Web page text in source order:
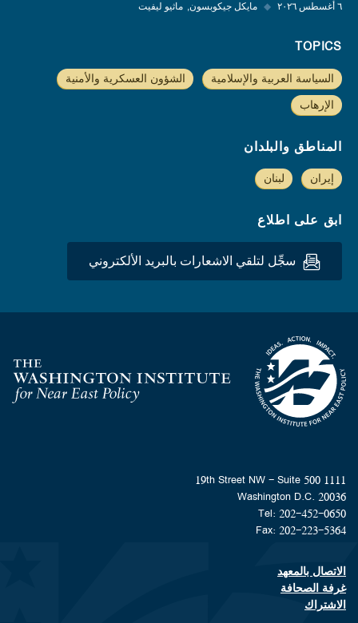
٦ أغسطس ٢٠٢٦ ◆ مايكل جيكوبسون ماثيو ليفيت
TOPICS
السياسة العربية والإسلامية الشؤون العسكرية والأمنية
الإرهاب
المناطق والبلدان
إيران لبنان
ابق على اطلاع
سجِّل لتلقي الاشعارات بالبريد الألكتروني
Homepage
1111 19th Street NW - Suite 500
Washington D.C. 20036
Tel: 202-452-0650
Fax: 202-223-5364
Footer contact links
الاتصال بالمعهد
غرفة الصحافة
الاشتراك